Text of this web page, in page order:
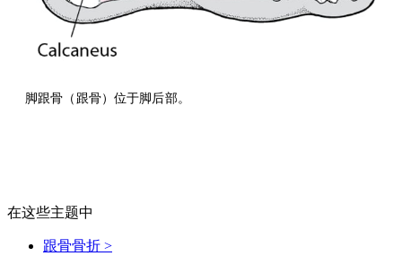
脚跟骨（跟骨）位于脚后部。
在这些主题中
跟骨骨折 >